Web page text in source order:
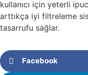
kullanıcı için yeterli
arttıkça iyi filtreleme
tasarrufu sağlar.
Facebook